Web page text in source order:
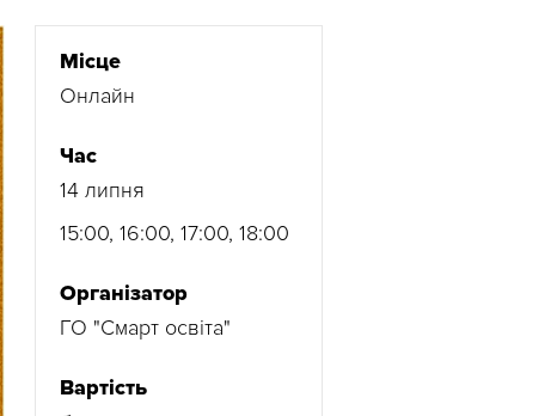
Місце
Онлайн
Час
14 липня
15:00, 16:00, 17:00, 18:00
Організатор
ГО "Смарт освіта"
Вартість